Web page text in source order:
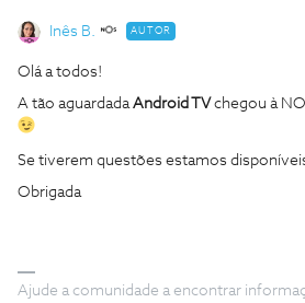
Inês B. AUTOR
Olá a todos!
A tão aguardada Android TVchegou à
Se tiverem questões estamos disponíveis
Obrigada
Ajude a comunidade a encontrar